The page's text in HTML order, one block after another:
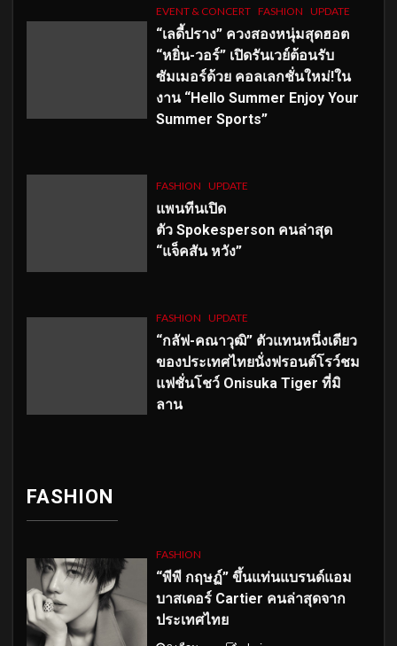
EVENT & CONCERT FASHION UPDATE
“เลดี้ปราง” ควงสองหนุ่มสุดฮอต
“หยิ่น-วอร์” เปิดรันเวย์ต้อนรับ
ซัมเมอร์ด้วย คอลเลกชั่นใหม่!ใน
งาน “Hello Summer Enjoy Your
Summer Sports”
FASHION UPDATE
แพนทีนเปิด
ตัว Spokesperson คนล่าสุด
“แจ็คสัน หวัง”
FASHION UPDATE
“กลัฟ-คณาวุฒิ” ตัวแทนหนึ่งเดียว
ของประเทศไทยนั่งฟรอนต์โรว์ชม
แฟชั่นโชว์ Onisuka Tiger ที่มิ
ลาน
FASHION
FASHION
“พีพี กฤษฏ์” ขึ้นแท่นแบรนด์แอม
บาสเดอร์ Cartier คนล่าสุดจาก
ประเทศไทย